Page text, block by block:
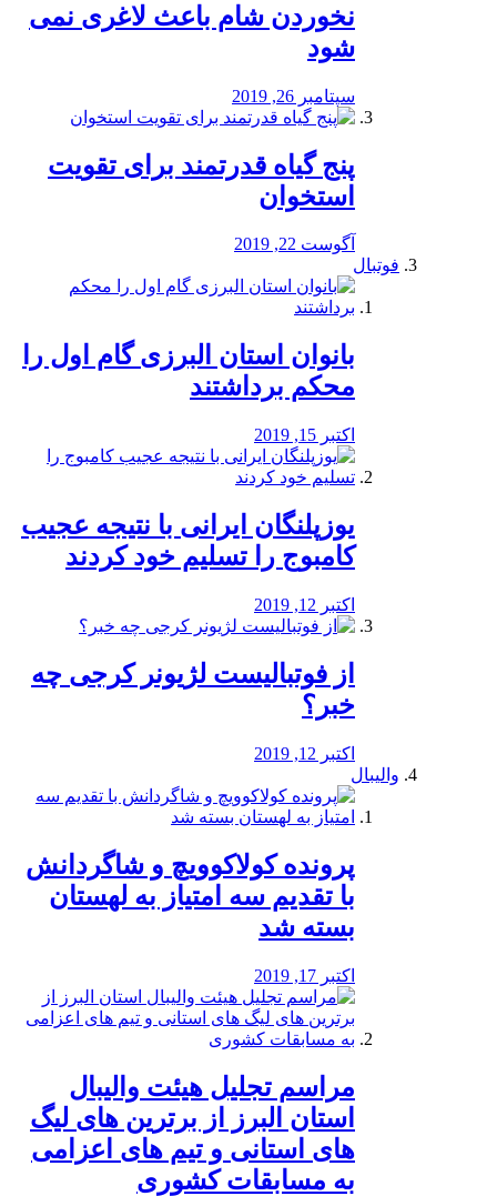
نخوردن شام باعث لاغری نمی
‌شود
سپتامبر 26, 2019
پنج گیاه قدرتمند برای تقویت
استخوان
آگوست 22, 2019
فوتبال
بانوان استان البرزی گام اول را
محكم برداشتند
اکتبر 15, 2019
یوزپلنگان ایرانی با نتیجه عجیب
کامبوج را تسلیم خود کردند
اکتبر 12, 2019
از فوتبالیست لژیونر کرجی چه
خبر؟
اکتبر 12, 2019
والیبال
پرونده کولاکوویچ و شاگردانش
با تقدیم سه امتیاز به لهستان
بسته شد
اکتبر 17, 2019
مراسم تجلیل هیئت والیبال
استان البرز از برترین های لیگ
های استانی و تیم های اعزامی
به مسابقات کشوری